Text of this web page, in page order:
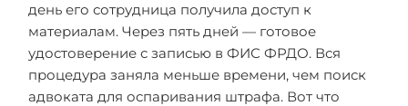
день его сотрудница получила доступ к
материалам. Через пять дней — готовое
удостоверение с записью в ФИС ФРДО. Вся
процедура заняла меньше времени, чем поиск
адвоката для оспаривания штрафа. Вот что